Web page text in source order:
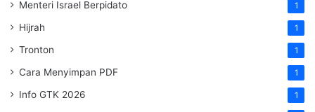
Menteri Israel Berpidato 1
Hijrah 1
Tronton 1
Cara Menyimpan PDF 1
Info GTK 2026 1